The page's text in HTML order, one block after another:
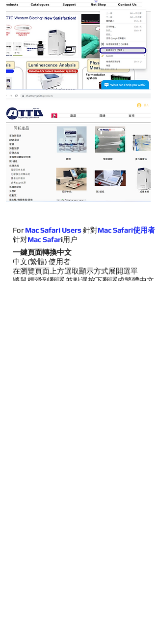
For Mac Safari Users針對Mac Safari使用者
针对Mac Safari用户
一鍵頁面轉換中文
中文(繁體) 使用者
在瀏覽頁面上方選取顯示方式展開選單
將鼠標滑到翻譯 並點選按下翻譯成繁體中文